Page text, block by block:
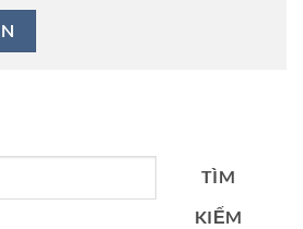
TÌM
KIẾM